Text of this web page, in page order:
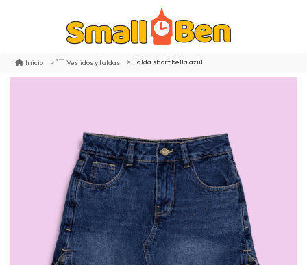
Inicio Vestidos y faldas Falda short bella azul